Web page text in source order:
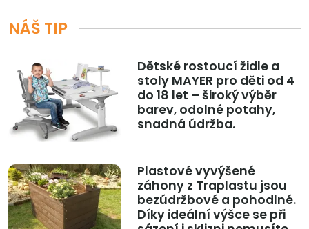
NÁŠ TIP
Dětské rostoucí židle a
stoly MAYER pro děti od 4
do 18 let – široký výběr
barev, odolné potahy,
snadná údržba.
Plastové vyvýšené
záhony z Traplastu jsou
bezúdržbové a pohodlné.
Díky ideální výšce se při